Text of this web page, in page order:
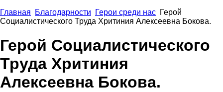
Главная Благодарности Герои среди нас Герой
Социалистического Труда Хритиния Алексеевна Бокова.
Герой Социалистического
Труда Хритиния
Алексеевна Бокова.